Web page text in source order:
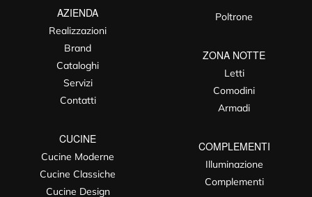
AZIENDA
Realizzazioni
Brand
Cataloghi
Servizi
Contatti
CUCINE
Cucine Moderne
Cucine Classiche
Cucine Design
Poltrone
ZONA NOTTE
Letti
Comodini
Armadi
COMPLEMENTI
Illuminazione
Complementi